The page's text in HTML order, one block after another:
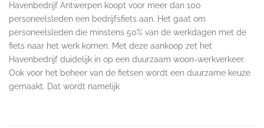
Havenbedrijf Antwerpen koopt voor meer dan 100
personeelsleden een bedrijfsfiets aan. Het gaat om
personeelsleden die minstens 50% van de werkdagen met de
fiets naar het werk komen. Met deze aankoop zet het
Havenbedrijf duidelijk in op een duurzaam woon-werkverkeer.
Ook voor het beheer van de fietsen wordt een duurzame keuze
gemaakt. Dat wordt namelijk